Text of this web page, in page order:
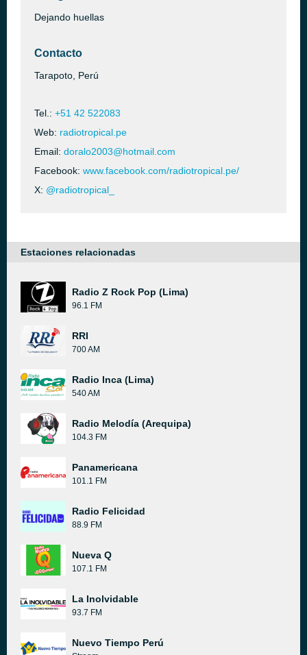
Dejando huellas
Contacto
Tarapoto, Perú
Tel.: +51 42 522083
Web: radiotropical.pe
Email: doralo2003@hotmail.com
Facebook: www.facebook.com/radiotropical.pe/
X: @radiotropical_
Estaciones relacionadas
Radio Z Rock Pop (Lima)
96.1 FM
RRI
700 AM
Radio Inca (Lima)
540 AM
Radio Melodía (Arequipa)
104.3 FM
Panamericana
101.1 FM
Radio Felicidad
88.9 FM
Nueva Q
107.1 FM
La Inolvidable
93.7 FM
Nuevo Tiempo Perú